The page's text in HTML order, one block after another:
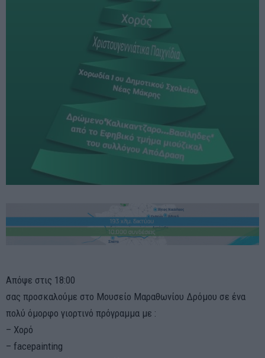
Απόψε στις 18:00
σας προσκαλούμε στο Μουσείο Μαραθωνίου Δρόμου σε ένα
πολύ όμορφο γιορτινό πρόγραμμα με :
– Χορό
– facepainting